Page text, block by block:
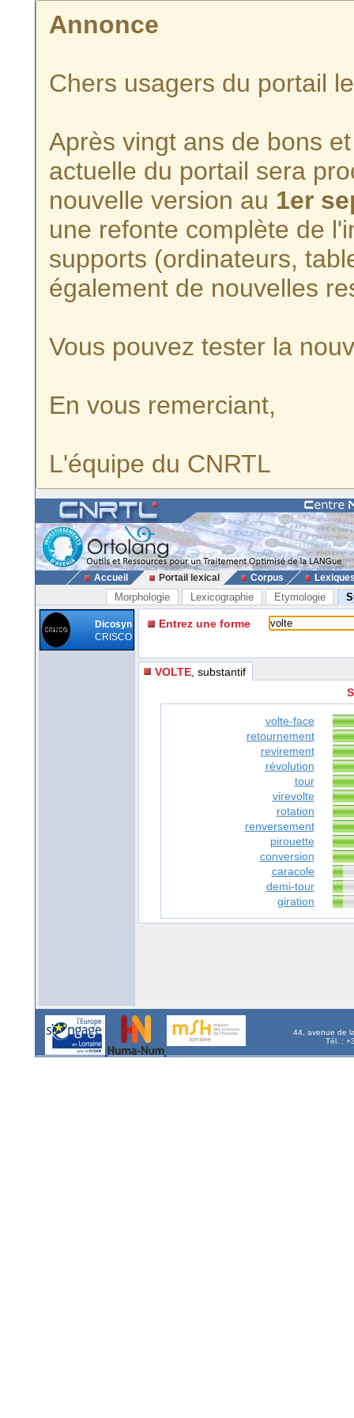
Annonce
Chers usagers du portail
Après vingt ans de bons
actuelle du portail sera
nouvelle version au 1er
une refonte complète de
supports (ordinateurs,
également de nouvelles
Vous pouvez tester la
En vous remerciant,
L'équipe du CNRTL
Accueil Portail lexical Corpus
Morphologie Lexicographie Etymologie
Dicosyn
CRISCO
Entrez une forme
VOLTE , substantif
volte-face
retournement
revirement
révolution
tour
virevolte
rotation
renversement
pirouette
conversion
caracole
demi-tour
giration
44, avenue de
Tél. :